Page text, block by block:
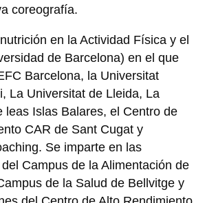
coreografía.
en la Actividad Física y el
de Barcelona) en el que
Barcelona, la Universitat
La Universitat de Lleida, La
leas Islas Balares, el Centro de
CAR de Sant Cugat y
Se imparte en las
Campus de la Alimentación de
de la Salud de Bellvitge y